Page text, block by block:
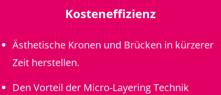
Kosteneffizienz
Ästhetische Kronen und Brücken in kürzerer
Zeit herstellen.
Den Vorteil der Micro-Layering Technik